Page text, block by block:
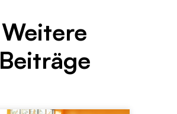
Weitere
Beiträge